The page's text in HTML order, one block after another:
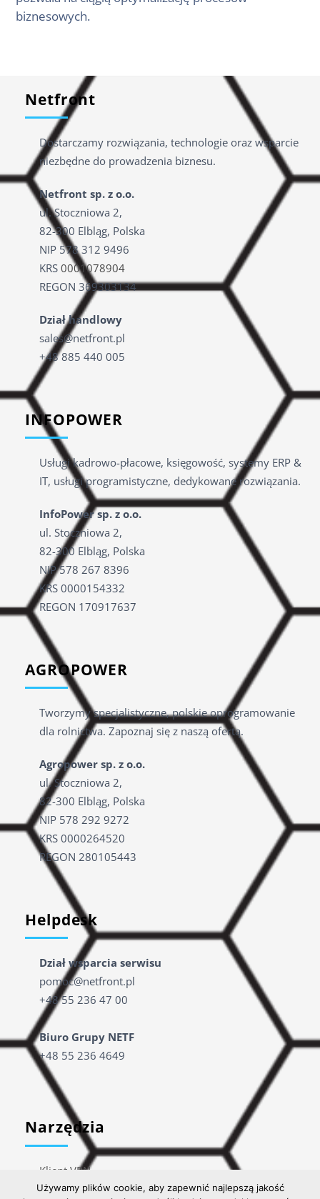
biznesowych.
Netfront
Dostarczamy rozwiązania, technologie oraz wsparcie
niezbędne do prowadzenia biznesu.
Netfront sp. z o.o.
ul. Stoczniowa 2,
82-300 Elbląg, Polska
NIP 578 312 9496
KRS0001078904
REGON 369303134
Dział handlowy
sales@netfront.pl
+48 885 440 005
INFOPOWER
Usługi kadrowo-płacowe, księgowość, systemy ERP &
IT, usługi programistyczne, dedykowane rozwiązania.
InfoPower sp. z o.o.
ul. Stoczniowa 2,
82-300 Elbląg, Polska
NIP 578 267 8396
KRS 0000154332
REGON 170917637
AGROPOWER
Tworzymy specjalistyczne, polskie oprogramowanie
dla rolnictwa. Zapoznaj się z naszą ofertą.
Agropower sp. z o.o.
ul. Stoczniowa 2,
82-300 Elbląg, Polska
NIP 578 292 9272
KRS 0000264520
REGON 280105443
Helpdesk
Dział wsparcia serwisu
pomoc@netfront.pl
+48 55 236 47 00
Biuro Grupy NETF
+48 55 236 4649
Narzędzia
Klient VPN
TeamViewer
Używamy plików cookie, aby zapewnić najlepszą jakość